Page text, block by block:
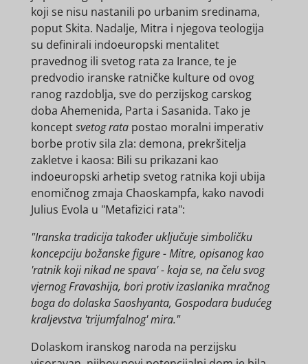
koji se nisu nastanili po urbanim sredinama,
poput Skita. Nadalje, Mitra i njegova teologija
su definirali indoeuropski mentalitet
pravednog ili svetog rata za Irance, te je
predvodio iranske ratničke kulture od ovog
ranog razdoblja, sve do perzijskog carskog
doba Ahemenida, Parta i Sasanida. Tako je
konceptsvetog ratapostao moralni imperativ
borbe protiv sila zla: demona, prekršitelja
zakletve i kaosa: Bili su prikazani kao
indoeuropski arhetip svetog ratnika koji ubija
enomičnog zmaja Chaoskampfa, kako navodi
Julius Evola u "Metafizici rata":
"Iranska tradicija također uključuje simboličku
koncepciju božanske figure - Mitre, opisanog kao
'ratnik koji nikad ne spava' - koja se, na čelu svog
vjernog Fravashija, bori protiv izaslanika mračnog
boga do dolaska Saoshyanta, Gospodara budućeg
kraljevstva 'trijumfalnog' mira."
Dolaskom iranskog naroda na perzijsku